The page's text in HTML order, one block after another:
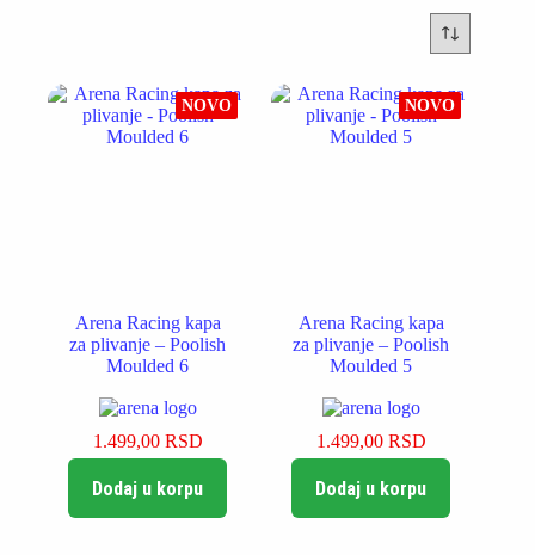
NOVO
Arena Racing kapa
za plivanje – Poolish
Moulded 6
1.499,00 RSD
Dodaj u korpu
NOVO
Arena Racing kapa
za plivanje – Poolish
Moulded 5
1.499,00 RSD
Dodaj u korpu